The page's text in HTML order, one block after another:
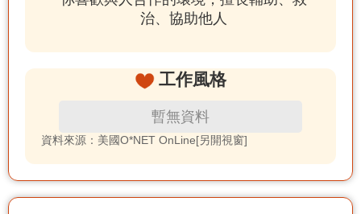
治、協助他人
工作風格
暫無資料
資料來源：美國O*NET OnLine[另開視窗]